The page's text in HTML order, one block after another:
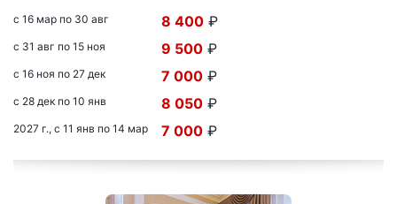
с 16 мар по 30 авг 8 400 ₽
с 31 авг по 15 ноя 9 500 ₽
с 16 ноя по 27 дек 7 000 ₽
с 28 дек по 10 янв 8 050 ₽
2027 г., с 11 янв по 14 мар 7 000 ₽